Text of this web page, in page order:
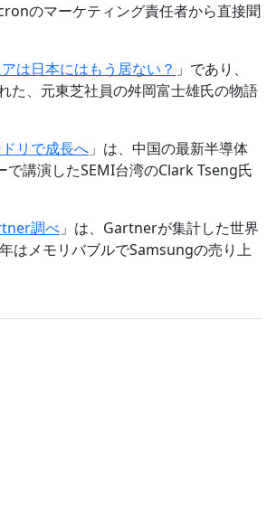
のマーケティング責任者から直接聞
は日本にはもう居ない？ 」であり、
た、元東芝社員の舛岡富士雄氏の物語
リで成長へ 」は、中国の最新半導体
講演したSEMI台湾のClark Tseng氏
調べ 」は、Gartnerが集計した世界
はメモリバブルでSamsungの売り上